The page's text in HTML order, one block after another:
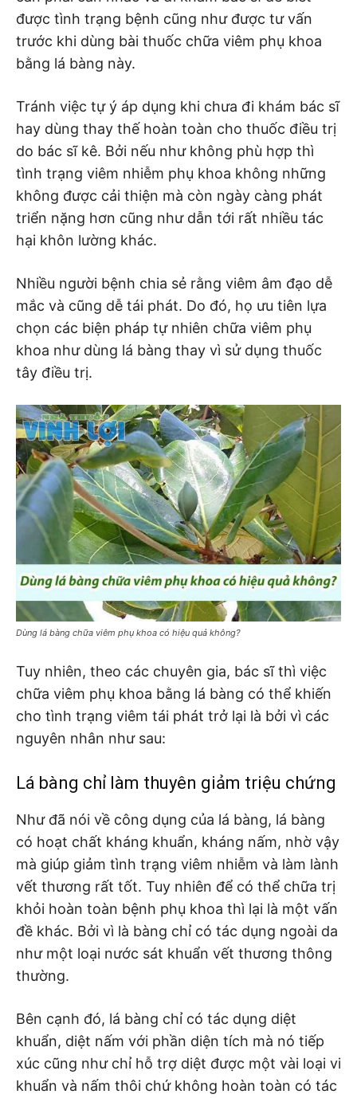
được tình trạng bệnh cũng như được tư vấn
trước khi dùng bài thuốc chữa viêm phụ khoa
bằng lá bàng này.
Tránh việc tự ý áp dụng khi chưa đi khám bác sĩ
hay dùng thay thế hoàn toàn cho thuốc điều trị
do bác sĩ kê. Bởi nếu như không phù hợp thì
tình trạng viêm nhiễm phụ khoa không những
không được cải thiện mà còn ngày càng phát
triển nặng hơn cũng như dẫn tới rất nhiều tác
hại khôn lường khác.
Nhiều người bệnh chia sẻ rằng viêm âm đạo dễ
mắc và cũng dễ tái phát. Do đó, họ ưu tiên lựa
chọn các biện pháp tự nhiên chữa viêm phụ
khoa như dùng lá bàng thay vì sử dụng thuốc
tây điều trị.
Dùng lá bàng chữa viêm phụ khoa có hiệu quả không?
Tuy nhiên, theo các chuyên gia, bác sĩ thì việc
chữa viêm phụ khoa bằng lá bàng có thể khiến
cho tình trạng viêm tái phát trở lại là bởi vì các
nguyên nhân như sau:
Lá bàng chỉ làm thuyên giảm triệu chứng
Như đã nói về công dụng của lá bàng, lá bàng
có hoạt chất kháng khuẩn, kháng nấm, nhờ vậy
mà giúp giảm tình trạng viêm nhiễm và làm lành
vết thương rất tốt. Tuy nhiên để có thể chữa trị
khỏi hoàn toàn bệnh phụ khoa thì lại là một vấn
đề khác. Bởi vì là bàng chỉ có tác dụng ngoài da
như một loại nước sát khuẩn vết thương thông
thường.
Bên cạnh đó, lá bàng chỉ có tác dụng diệt
khuẩn, diệt nấm với phần diện tích mà nó tiếp
xúc cũng như chỉ hỗ trợ diệt được một vài loại vi
khuẩn và nấm thôi chứ không hoàn toàn có tác